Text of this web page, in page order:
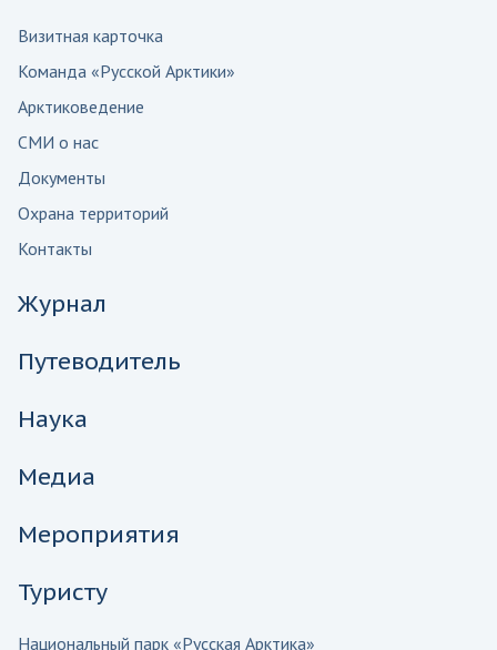
Визитная карточка
Команда «Русской Арктики»
Арктиковедение
СМИ о нас
Документы
Охрана территорий
Контакты
Журнал
Путеводитель
Наука
Медиа
Мероприятия
Туристу
Национальный парк «Русская Арктика»